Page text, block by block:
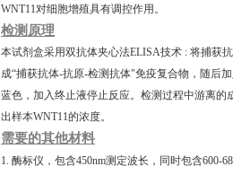
WNT11对细胞增殖具有调控作用。
检测原理
本试剂盒采用双抗体夹心法ELISA技术 : 将捕获
成“捕获抗体-抗原-检测抗体"免疫复合物，随后
蓝色，加入终止液停止反应。检测过程中游离的
出样本WNT11的浓度。
需要的其他材料
1. 酶标仪，包含450nm测定波长，同时包含600-